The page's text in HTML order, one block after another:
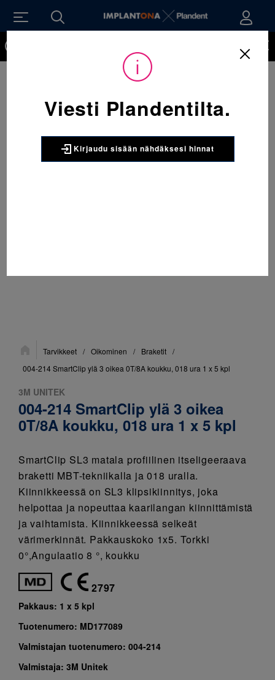
Sijainti:Tarvikkeet / Oikominen / Braketit /
004-214 SmartClip ylä 3 oikea 0T/8A koukku, 018 ura 1 x 5 kpl
3M UNITEK
004-214 SmartClip ylä 3 oikea
0T/8A koukku, 018 ura 1 x 5 kpl
SmartClip SL3 matala profiilinen itseligeeraava
braketti MBT-tekniikalla ja 018 uralla.
Kiinnikkeessä on SL3 klipsikiinnitys, joka
helpottaa ja nopeuttaa kaarilangan kiinnittämistä
ja vaihtamista. Kiinnikkeessä selkeät
värimerkinnät. Pakkauskoko 1x5. Torkki
0°,Angulaatio 8 °, koukku
2797
Pakkaus: 1 x 5 kpl
Tuotenumero: MD177089
Valmistajan tuotenumero: 004-214
Valmistaja: 3M Unitek
Viesti Plandentilta.
Kirjaudu sisään nähdäksesi hinnat